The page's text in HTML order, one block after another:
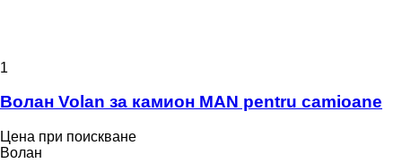
1
Волан Volan за камион MAN pentru camioane
Цена при поискване
Волан